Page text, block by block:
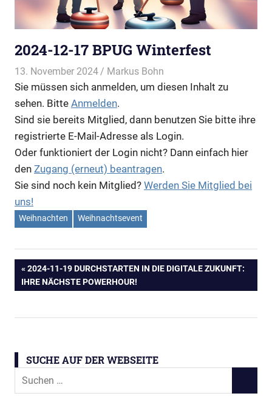
2024-12-17 BPUG Winterfest
13. November 2024 Markus Bohn
Veranstaltungen
Sie müssen sich anmelden, um diesen Inhalt zu
sehen. Bitte Anmelden.
Sind sie bereits Mitglied, dann benutzen Sie bitte ihre
registrierte E-Mail-Adresse als Login.
Oder funktioniert der Login nicht? Dann einfach hier
den Zugang (erneut) beantragen.
Sie sind noch kein Mitglied? Werden Sie Mitglied bei
uns!
Weihnachten Weihnachtsevent
Beitragsnavigation
VORHERIGER
BEITRAG:
2024-11-19 DURCHSTARTEN IN DIE DIGITALE ZUKUNFT:
IHRE NÄCHSTE POWERHOUR!
SUCHE AUF DER WEBSEITE
Suchen